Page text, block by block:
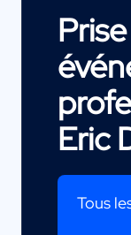
Eric
Tous